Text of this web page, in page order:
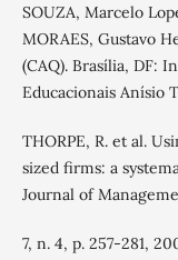
SOUZA, Marcelo
MORAES, Gustavo
(CAQ). Brasília, DF:
Educacionais Anísio
THORPE, R. et al.
sized firms: a
Journal of
7, n. 4, p. 257-281,